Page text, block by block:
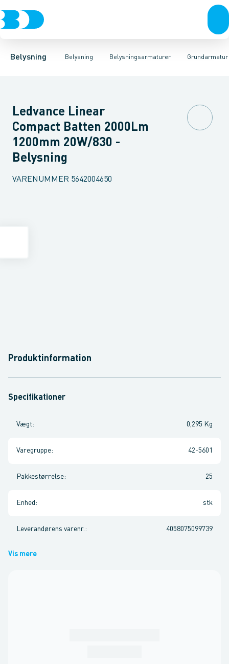
Belysning Belysning
Belysning Belysningsarmaturer
LyskilderBelysningsarmaturerLysstyringTilbehør tilGrundarmatur
PendlerIndustriarmatur og halbelysningArmaturer for vej og
Ledvance Linear
Compact Batten 2000Lm
1200mm 20W/830 -
Belysning
VARENUMMER 5642004650
Produktinformation
Specifikationer
Vægt: 0,295 Kg
Varegruppe: 42-5601
Pakkestørrelse: 25
Enhed : stk
Leverandørens varenr. : 4058075099739
Vis mere